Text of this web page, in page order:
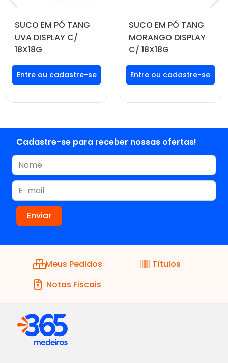
SUCO EM PÓ TANG
UVA DISPLAY C/
18X18G
Faça seu login ou
cadastre-se para
ver preços e
SUCO EM PÓ TANG
MORANGO DISPLAY
C/ 18X18G
Faça seu login ou
cadastre-se para
ver preços e
Cadastre-se para receber nossas ofertas!
Meus Pedidos
Títulos
Notas Fiscais